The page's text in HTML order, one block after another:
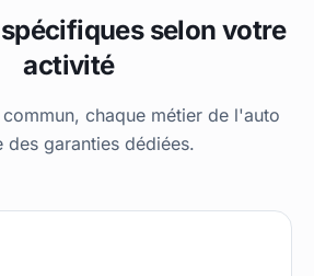
selon votre
activité
chaque métier de l'auto
des garanties dédiées.